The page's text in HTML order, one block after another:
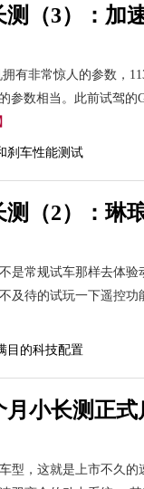
测（3）：加
有非常惊人的参数，
参数相当。此前试驾
测（2）：琳
是常规试车那样去体
及待的试玩一下遥控
月小长测正式
型，这就是上市不久